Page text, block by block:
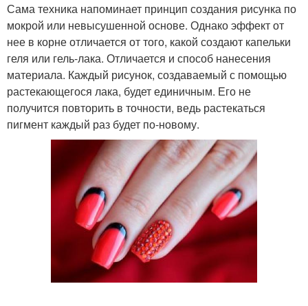
Сама техника напоминает принцип создания рисунка по
мокрой или невысушенной основе. Однако эффект от
нее в корне отличается от того, какой создают капельки
геля или гель-лака. Отличается и способ нанесения
материала. Каждый рисунок, создаваемый с помощью
растекающегося лака, будет единичным. Его не
получится повторить в точности, ведь растекаться
пигмент каждый раз будет по-новому.